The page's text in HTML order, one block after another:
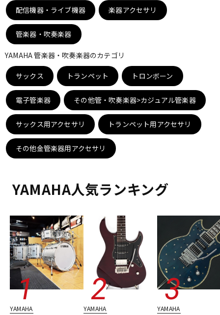
DTM オンライン納品
配信/ライブ機器 楽器アクセサリ
中古 ヴィンテージ
配信機器・ライブ機器 楽器アクセサリ
管楽器・吹奏楽器
YAMAHA 管楽器・吹奏楽器のカテゴリ
サックス トランペット トロンボーン
電子管楽器 その他管・吹奏楽器>カジュアル管楽器
サックス用アクセサリ トランペット用アクセサリ
その他金管楽器用アクセサリ
YAMAHA人気ランキング
YAMAHA YAMAHA YAMAHA